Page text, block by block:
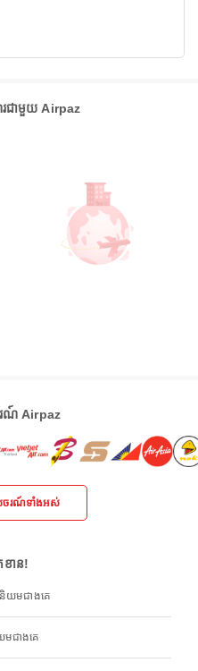
រជាមួយ Airpaz
រណ៍ Airpaz
ចរណ៍ទាំងអស់
ខាន!
យមជាងគេ
មជាងគេ